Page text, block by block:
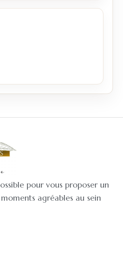
pour vous proposer un
agréables au sein